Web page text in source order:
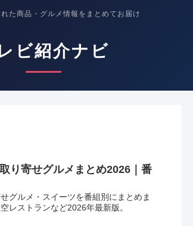
た商品・グルメ情報をまとめてお届け
ビ紹介ナビ
り寄せグルメまとめ2026｜番
グルメ・スイーツを番組別にまとめま
レストランなど2026年最新版。